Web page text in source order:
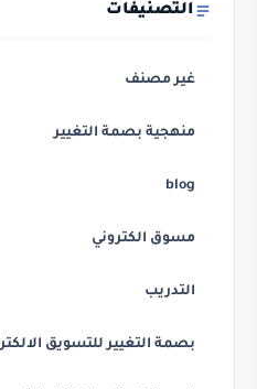
التصنيفات
غير مصنف
منهجية بصمة التغيير
blog
مسوق الكتروني
التدريب
بصمة التغيير للتسويق